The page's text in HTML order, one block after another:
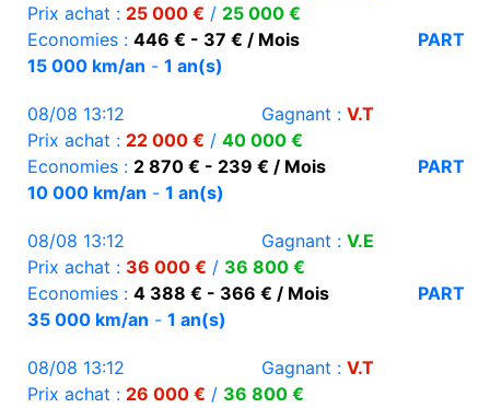
Prix achat : 25 000 € / 25 000 €
Economies : 446 € - 37 € / Mois
PART
15 000 km/an - 1 an(s)
08/08 13:12 Gagnant : V.T
Prix achat : 22 000 € / 40 000 €
Economies : 2 870 € - 239 € / Mois
PART
10 000 km/an - 1 an(s)
08/08 13:12 Gagnant : V.E
Prix achat : 36 000 € / 36 800 €
Economies : 4 388 € - 366 € / Mois
PART
35 000 km/an - 1 an(s)
08/08 13:12 Gagnant : V.T
Prix achat : 26 000 € / 36 800 €